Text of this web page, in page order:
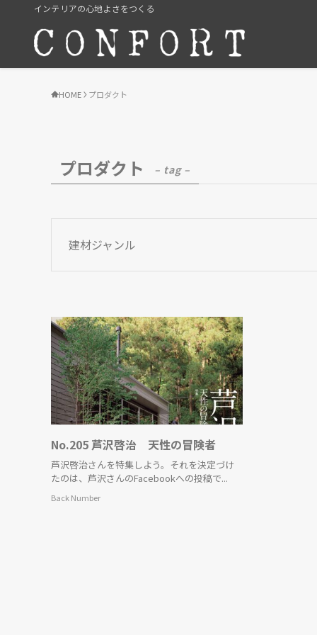
インテリアの心地よさをつくる
HOME プロダクト
プロダクト – tag –
建材ジャンル
No.205 芦沢啓治 天性の冒険者
芦沢啓治さんを特集しよう。それを決定づけ
たのは、芦沢さんのFacebookへの投稿で...
Back Number